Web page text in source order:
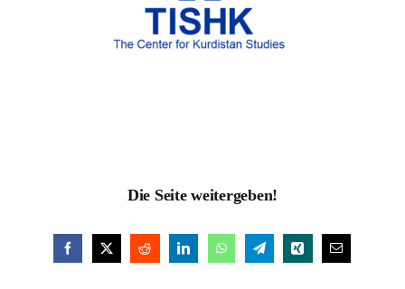
Die Seite weitergeben!